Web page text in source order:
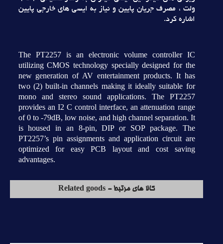
ولت ، مصرف جريان پايين و نياز به ايسي هاي خارجي پايين
اشاره کرد.
The PT2257 is an electronic volume controller IC
utilizing CMOS technology specially designed for the
new generation of AV entertainment products. It has
two (2) built-in channels making it ideally suitable for
mono and stereo sound applications. The PT2257
provides an I2 C control interface, an attenuation range
of 0 to -79dB, low noise, and high channel separation. It
is housed in an 8-pin, DIP or SOP package. The
PT2257’s pin assignments and application circuit are
optimized for easy PCB layout and cost saving
advantages.
کالا های مرتبط - Related goods